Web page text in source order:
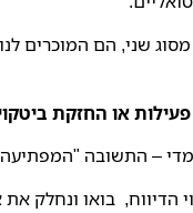
שני, הם המוכרים
או החזקת
– התשובה
הדיווח, בואו ונחלק